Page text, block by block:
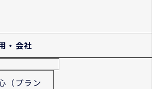
・会社
（プラン